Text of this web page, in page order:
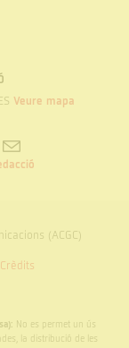
Veure mapa
(ACGC)
Crèdits
No es permet un ús
la distribució de les